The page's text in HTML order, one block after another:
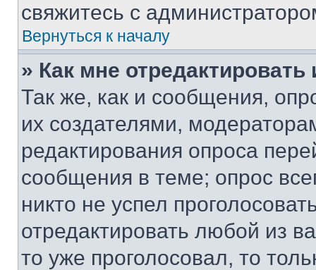
свяжитесь с
Вернуться к началу
» Как мне
Так же, как и сообщения,
их создателями,
редактирования опроса
сообщения в теме; опрос
никто не успел
отредактировать любой из
то уже проголосовал, то